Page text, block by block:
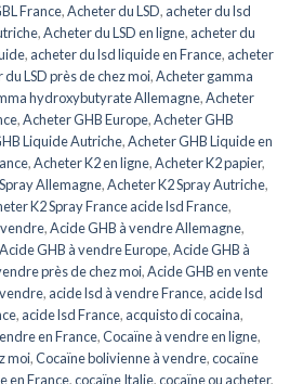
France,Acheter du LSD, acheter du lsd
,Acheter du LSD en ligne, acheter du
, acheter du lsd liquide en France, acheter
du LSD près de chez moi,Acheter gamma
hydroxybutyrate Allemagne,Acheter
,Acheter GHB Europe,Acheter GHB
Liquide Autriche,Acheter GHB Liquide en
,Acheter K2 en ligne,Acheter K2 papier,
Allemagne,Acheter K2 Spray Autriche,
K2 Spray France acide lsd France,
,Acide GHB à vendre Allemagne,
Acide GHB à vendre Europe,Acide GHB à
près de chez moi,Acide GHB en vente
, acide lsd à vendre France, acide lsd
, acide lsd France, acquisto di cocaina,
en France,Cocaïne à vendre en ligne,
moi,Cocaïne bolivienne à vendre,cocaïne
en France,cocaïne Italie,cocaïne ou acheter,